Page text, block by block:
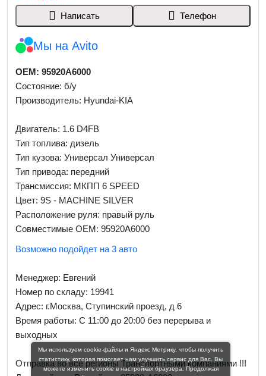
Написать Телефон
Мы на Avito
OEM: 95920A6000
Состояние: б/у
Производитель: Hyundai-KIA
Двигатель: 1.6 D4FB
Тип топлива: дизель
Тип кузова: Универсал Универсал
Тип привода: передний
Трансмиссия: МКПП 6 SPEED
Цвет: 9S - MACHINE SILVER
Расположение руля: правый руль
Совместимые OEM: 95920A6000
Возможно подойдет на 3 авто
Менеджер: Евгений
Номер по складу: 19941
Адрес: г.Москва, Ступинский проезд, д 6
Время работы: С 11:00 до 20:00 без перерыва и
выходных
Отправка во все регионы Транспортными компаниями !!!
Мы используем cookie-файлы и Яндекс Метрику, чтобы получить
статистику, которая помогает нам улучшить сервис для Вас. Вы
можете изменить cookie в настройках браузера. Продолжая